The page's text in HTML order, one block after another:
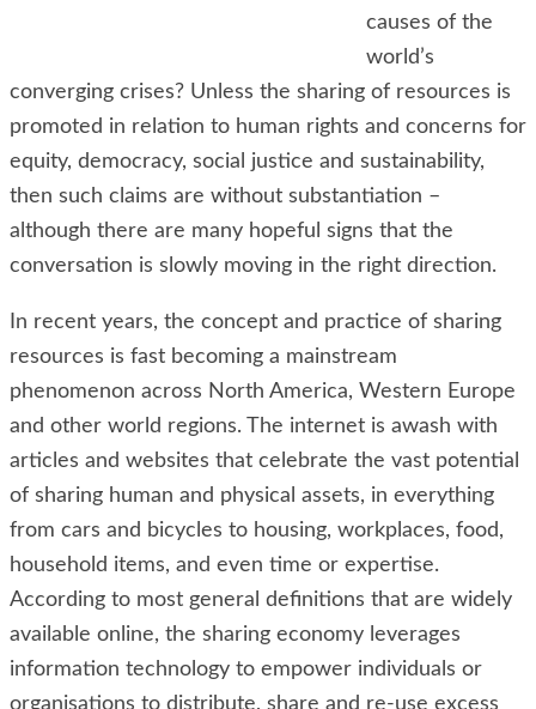
causes of the
world’s
converging crises? Unless the sharing of resources is
promoted in relation to human rights and concerns for
equity, democracy, social justice and sustainability,
then such claims are without substantiation –
although there are many hopeful signs that the
conversation is slowly moving in the right direction.
In recent years, the concept and practice of sharing
resources is fast becoming a mainstream
phenomenon across North America, Western Europe
and other world regions. The internet is awash with
articles and websites that celebrate the vast potential
of sharing human and physical assets, in everything
from cars and bicycles to housing, workplaces, food,
household items, and even time or expertise.
According to most general definitions that are widely
available online, the sharing economy leverages
information technology to empower individuals or
organisations to distribute, share and re-use excess